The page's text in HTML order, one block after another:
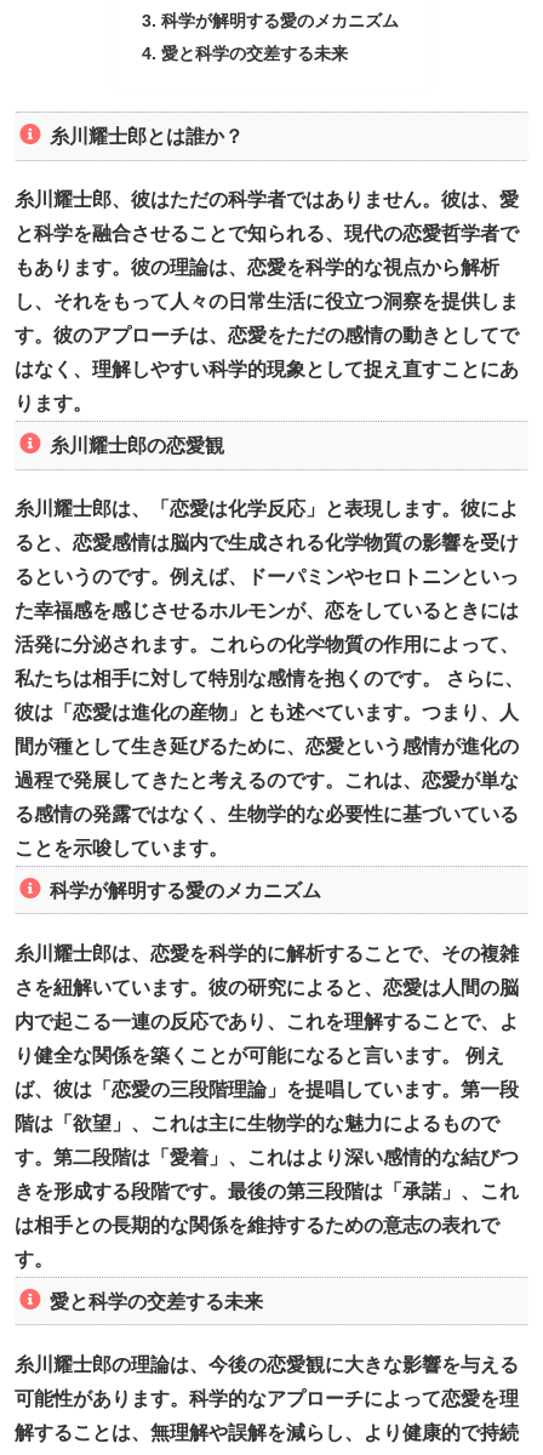
科学が解明する愛のメカニズム
愛と科学の交差する未来
糸川耀士郎とは誰か？
糸川耀士郎、彼はただの科学者ではありません。彼は、愛
と科学を融合させることで知られる、現代の恋愛哲学者で
もあります。彼の理論は、恋愛を科学的な視点から解析
し、それをもって人々の日常生活に役立つ洞察を提供しま
す。彼のアプローチは、恋愛をただの感情の動きとしてで
はなく、理解しやすい科学的現象として捉え直すことにあ
ります。
糸川耀士郎の恋愛観
糸川耀士郎は、「恋愛は化学反応」と表現します。彼によ
ると、恋愛感情は脳内で生成される化学物質の影響を受け
るというのです。例えば、ドーパミンやセロトニンといっ
た幸福感を感じさせるホルモンが、恋をしているときには
活発に分泌されます。これらの化学物質の作用によって、
私たちは相手に対して特別な感情を抱くのです。 さらに、
彼は「恋愛は進化の産物」とも述べています。つまり、人
間が種として生き延びるために、恋愛という感情が進化の
過程で発展してきたと考えるのです。これは、恋愛が単な
る感情の発露ではなく、生物学的な必要性に基づいている
ことを示唆しています。
科学が解明する愛のメカニズム
糸川耀士郎は、恋愛を科学的に解析することで、その複雑
さを紐解いています。彼の研究によると、恋愛は人間の脳
内で起こる一連の反応であり、これを理解することで、よ
り健全な関係を築くことが可能になると言います。 例え
ば、彼は「恋愛の三段階理論」を提唱しています。第一段
階は「欲望」、これは主に生物学的な魅力によるもので
す。第二段階は「愛着」、これはより深い感情的な結びつ
きを形成する段階です。最後の第三段階は「承諾」、これ
は相手との長期的な関係を維持するための意志の表れで
す。
愛と科学の交差する未来
糸川耀士郎の理論は、今後の恋愛観に大きな影響を与える
可能性があります。科学的なアプローチによって恋愛を理
解することは、無理解や誤解を減らし、より健康的で持続